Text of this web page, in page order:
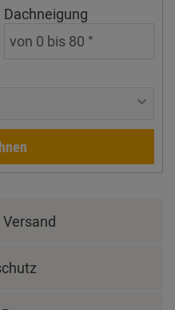
Dachneigung